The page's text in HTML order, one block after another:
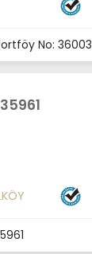
No: 36003